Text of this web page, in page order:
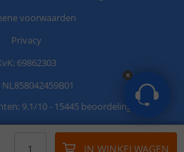
IN WINKELWAGEN
voorwaarden
Privacy
69862303
NL858042459B01
9.1/10- 15445 beoordelingen